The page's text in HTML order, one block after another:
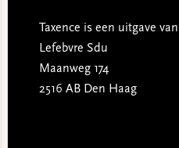
Taxence is een uitgave van
Lefebvre Sdu
Maanweg 174
2516 AB Den Haag